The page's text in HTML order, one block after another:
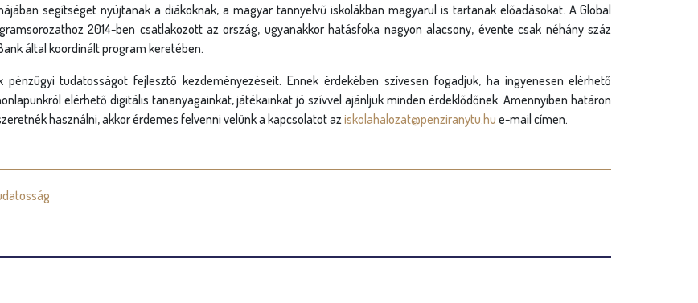
segítséget nyújtanak a diákoknak, a magyar tannyelvű iskolákban magyarul is tartanak előadásokat. A Global
2014-ben csatlakozott az ország, ugyanakkor hatásfoka nagyon alacsony, évente csak néhány száz
által koordinált program keretében.
tudatosságot fejlesztő kezdeményezéseit. Ennek érdekében szívesen fogadjuk, ha ingyenesen elérhető
elérhető digitális tananyagainkat, játékainkat jó szívvel ajánljuk minden érdeklődőnek. Amennyiben határon
használni, akkor érdemes felvenni velünk a kapcsolatot aziskolahalozat@penziranytu.hu e-mail címen.